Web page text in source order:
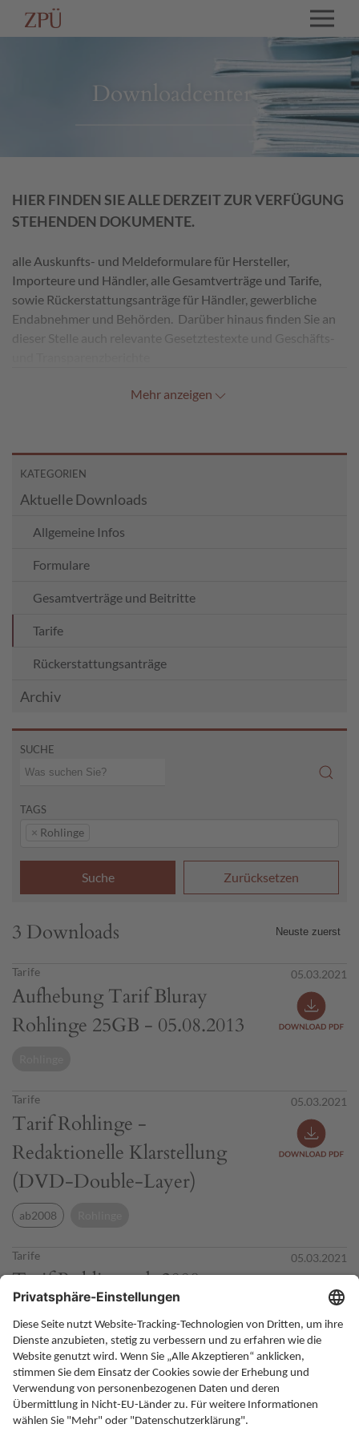
Downloadcenter
HIER FINDEN SIE ALLE DERZEIT ZUR VERFÜGUNG
STEHENDEN DOKUMENTE.
alle Auskunfts- und Meldeformulare für Hersteller,
Importeure und Händler, alle Gesamtverträge und Tarife,
sowie Rückerstattungsanträge für Händler, gewerbliche
Endabnehmer und Behörden. Darüber hinaus finden Sie an
dieser Stelle auch relevante Gesetztestexte und Geschäfts-
Mehr anzeigen
KATEGORIEN
Aktuelle Downloads
Allgemeine Infos
Formulare
Gesamtverträge und Beitritte
Tarife
Rückerstattungsanträge
Archiv
SUCHE
TAGS
× Rohlinge
Suche Zurücksetzen
3 Downloads
Tarife
Aufhebung Tarif Bluray
Rohlinge 25GB - 05.08.2013
05.03.2021
Tarife
Tarif Rohlinge -
Redaktionelle Klarstellung
(DVD-Double-Layer)
05.03.2021
ab2008
Tarife
Tarif Rohlinge ab 2008
05.03.2021
ab2008 Rohlinge